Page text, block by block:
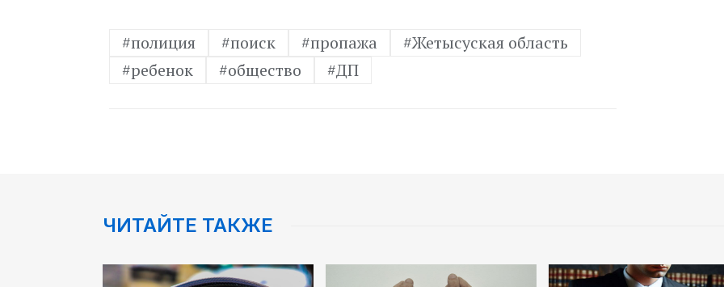
#полиция #поиск #пропажа
#Жетысуская область
#ребенок
#общество #ДП
ЧИТАЙТЕ ТАКЖЕ